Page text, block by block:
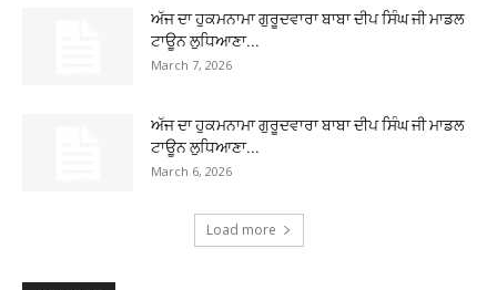
ਅੱਜ ਦਾ ਹੁਕਮਨਾਮਾ ਗੁਰੂਦਵਾਰਾ ਬਾਬਾ ਦੀਪ ਸਿੰਘ ਜੀ ਮਾਡਲ
ਟਾਊਨ ਲੁਧਿਆਣਾ...
March 7, 2026
ਅੱਜ ਦਾ ਹੁਕਮਨਾਮਾ ਗੁਰੂਦਵਾਰਾ ਬਾਬਾ ਦੀਪ ਸਿੰਘ ਜੀ ਮਾਡਲ
ਟਾਊਨ ਲੁਧਿਆਣਾ...
March 6, 2026
Load more